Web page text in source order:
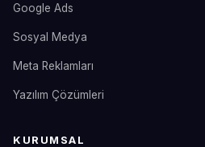
Google Ads
Sosyal Medya
Meta Reklamları
Yazılım Çözümleri
KURUMSAL